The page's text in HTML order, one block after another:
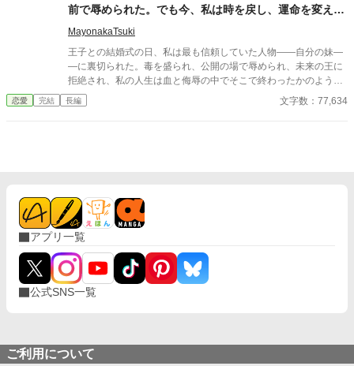
前で辱められた。でも今、私は時を戻し、運命を変えに
来た。
MayonakaTsuki
王子との結婚式の日、私は最も信頼していた人物――自分の妹―
―に裏切られた。毒を盛られ、公開の場で辱められ、未来の王に
拒絶され、私の人生は血と侮辱の中でそこで終わったかのように
思えた。しかし、死が私を迎えたとき、不可能なことが起きた―
―私は同じ回廊で、祭壇の前で目を覚まし、あらゆる涙、嘘、そ
恋愛 完結 長編 文字数：77,634
アプリ一覧
公式SNS一覧
ご利用について